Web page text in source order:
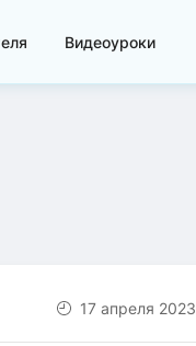
Видеоуроки
17 апреля 2023